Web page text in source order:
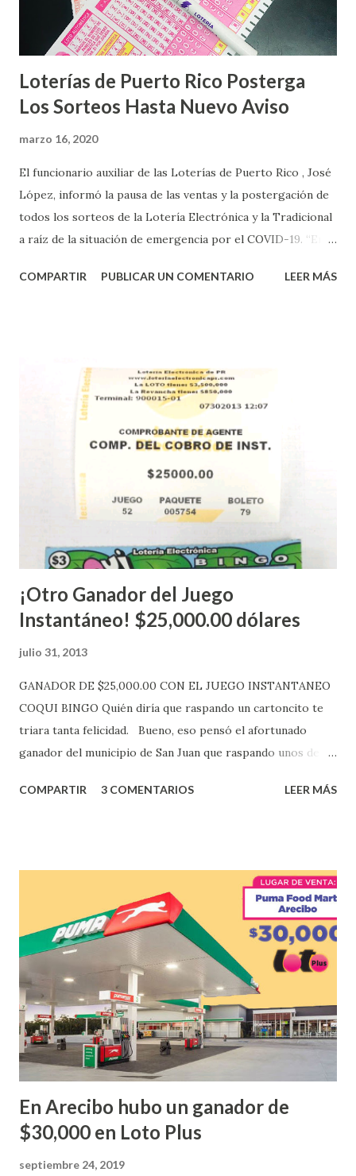
Loterías de Puerto Rico Posterga
Los Sorteos Hasta Nuevo Aviso
marzo 16, 2020
El funcionario auxiliar de las Loterías de Puerto Rico , José
López, informó la pausa de las ventas y la postergación de
todos los sorteos de la Lotería Electrónica y la Tradicional
a raíz de la situación de emergencia por el COVID-19. “En
proteger la salud de nuestros empleados, vendedores y
instantáneos”, indicó López. Sobre el sorteo de Powerball,
López explicó que el mismo se continuará realizando en los
Estados Unidos y los jugadores podrán conocer los
números ganadores del mismo a través de la página
aquellos con jugadas anticipadas de los sorteos locales (
Loto, Revancha, Pega 2, Pega 3 Pega 4 ) se les informará
Mientras, que l...
COMPARTIR PUBLICAR UN COMENTARIO LEER MÁS
¡Otro Ganador del Juego
Instantáneo! $25,000.00 dólares
julio 31, 2013
GANADOR DE $25,000.00 CON EL JUEGO INSTANTANEO
COQUI BINGO Quién diría que raspando un cartoncito te
triara tanta felicidad. Bueno, eso pensó el afortunado
ganador del municipio de San Juan que raspando unos de
obtuvo un premio de $25,000,00 dólares. Este es el anuncio
ganador fue vendido en la farmacia Yarimar de la
Urbanización Las Lomas en el Municipio de San Juan
¡Enhorabuena que lo disfrute!
...
COMPARTIR 3 COMENTARIOS LEER MÁS
En Arecibo hubo un ganador de
$30,000 en Loto Plus
septiembre 24, 2019